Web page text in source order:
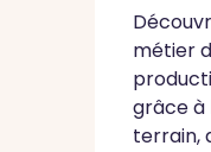
métier
grâce à
terrain,